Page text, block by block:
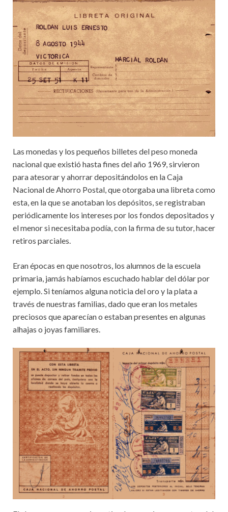
Las monedas y los pequeños billetes del peso moneda
nacional que existió hasta fines del año 1969, sirvieron
para atesorar y ahorrar depositándolos en la Caja
Nacional de Ahorro Postal, que otorgaba una libreta como
esta, en la que se anotaban los depósitos, se registraban
periódicamente los intereses por los fondos depositados y
el menor si necesitaba podía, con la firma de su tutor, hacer
retiros parciales.
Eran épocas en que nosotros, los alumnos de la escuela
primaria, jamás habíamos escuchado hablar del dólar por
ejemplo. Si teníamos alguna noticia del oro y la plata a
través de nuestras familias, dado que eran los metales
preciosos que aparecían o estaban presentes en algunas
alhajas o joyas familiares.